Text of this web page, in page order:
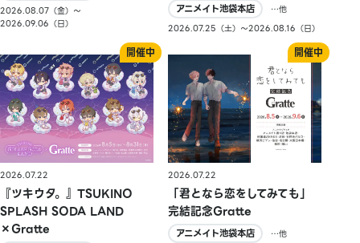
2026.08.07（金）〜
2026.09.06（日）
アニメイト池袋本店
…他
2026.07.25（土）〜2026.08.16（日）
2026.07.22
『ツキウタ。』TSUKINO
SPLASH SODA LAND
×Gratte
2026.07.22
「君となら恋をしてみても」
完結記念Gratte
アニメイト池袋本店
…他